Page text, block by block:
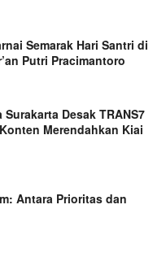
Semarak Hari Santri di
Putri Pracimantoro
Desak TRANS7
Merendahkan Kiai
Antara Prioritas dan